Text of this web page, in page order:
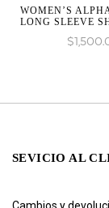
WOMEN’S
LONG SLEEVE
$
SEVICIO AL
Cambios y